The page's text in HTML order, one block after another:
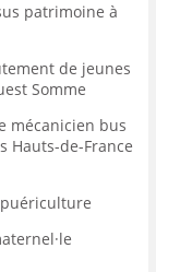
patrimoine à
de jeunes
Somme
mécanicien bus
Hauts-de-France